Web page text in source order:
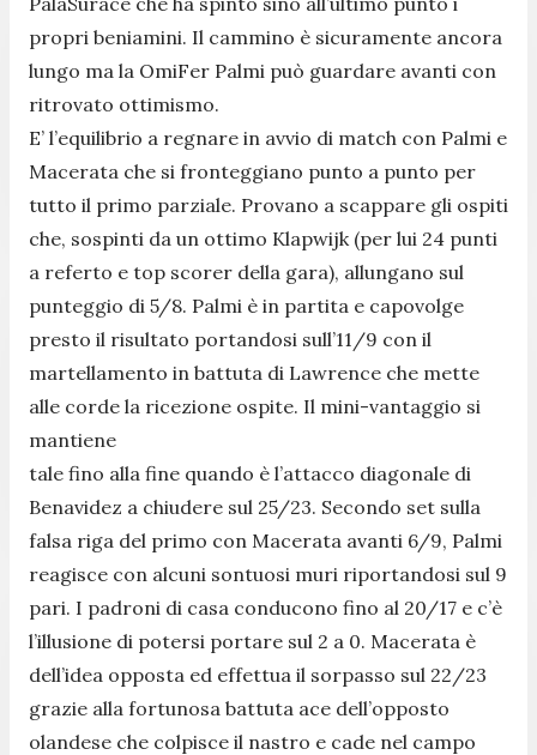
propri beniamini. Il cammino è sicuramente ancora
lungo ma la OmiFer Palmi può guardare avanti con
ritrovato ottimismo.
E’ l’equilibrio a regnare in avvio di match con Palmi e
Macerata che si fronteggiano punto a punto per
tutto il primo parziale. Provano a scappare gli ospiti
che, sospinti da un ottimo Klapwijk (per lui 24 punti
a referto e top scorer della gara), allungano sul
punteggio di 5/8. Palmi è in partita e capovolge
presto il risultato portandosi sull’11/9 con il
martellamento in battuta di Lawrence che mette
alle corde la ricezione ospite. Il mini-vantaggio si
mantiene
tale fino alla fine quando è l’attacco diagonale di
Benavidez a chiudere sul 25/23. Secondo set sulla
falsa riga del primo con Macerata avanti 6/9, Palmi
reagisce con alcuni sontuosi muri riportandosi sul 9
pari. I padroni di casa conducono fino al 20/17 e c’è
l’illusione di potersi portare sul 2 a 0. Macerata è
dell’idea opposta ed effettua il sorpasso sul 22/23
grazie alla fortunosa battuta ace dell’opposto
olandese che colpisce il nastro e cade nel campo